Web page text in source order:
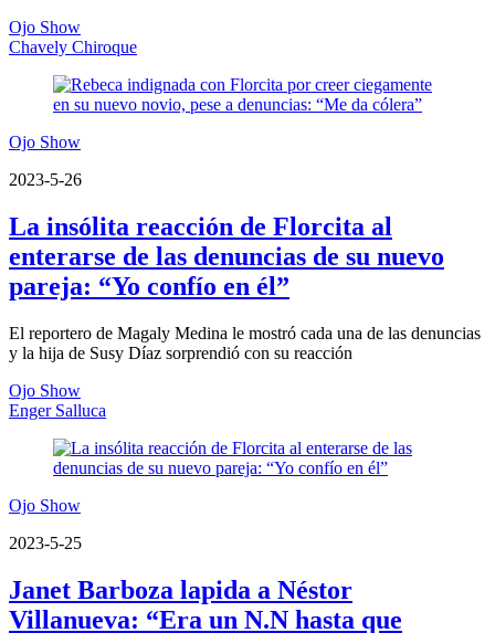
Ojo Show
Chavely Chiroque
Ojo Show
2023-5-26
La insólita reacción de Florcita al
enterarse de las denuncias de su nuevo
pareja: “Yo confío en él”
El reportero de Magaly Medina le mostró cada una de las denuncias
y la hija de Susy Díaz sorprendió con su reacción
Ojo Show
Enger Salluca
Ojo Show
2023-5-25
Janet Barboza lapida a Néstor
Villanueva: “Era un N.N hasta que